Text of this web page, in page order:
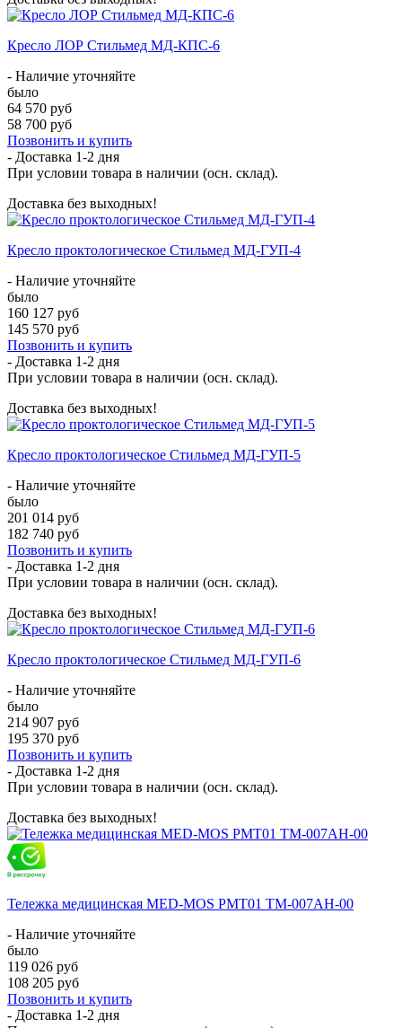
Кресло ЛОР Стильмед МД-КПС-6
- Наличие уточняйте
было
64 570 руб
58 700 руб
Позвонить и купить
- Доставка 1-2 дня
При условии товара в наличии (осн. склад).
Доставка без выходных!
Кресло проктологическое Стильмед МД-ГУП-4
- Наличие уточняйте
было
160 127 руб
145 570 руб
Позвонить и купить
- Доставка 1-2 дня
При условии товара в наличии (осн. склад).
Доставка без выходных!
Кресло проктологическое Стильмед МД-ГУП-5
- Наличие уточняйте
было
201 014 руб
182 740 руб
Позвонить и купить
- Доставка 1-2 дня
При условии товара в наличии (осн. склад).
Доставка без выходных!
Кресло проктологическое Стильмед МД-ГУП-6
- Наличие уточняйте
было
214 907 руб
195 370 руб
Позвонить и купить
- Доставка 1-2 дня
При условии товара в наличии (осн. склад).
Доставка без выходных!
Тележка медицинская MED-MOS РМТ01 ТМ-007АН-00
- Наличие уточняйте
было
119 026 руб
108 205 руб
Позвонить и купить
- Доставка 1-2 дня